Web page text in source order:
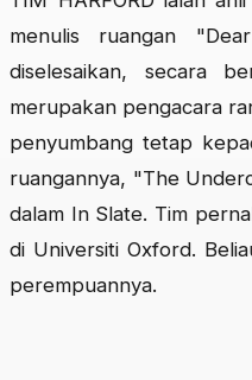
menulis ruangan
diselesaikan, secara
merupakan pengacara
penyumbang tetap
ruangannya, "The
dalam In Slate. Tim
di Universiti Oxford.
perempuannya.